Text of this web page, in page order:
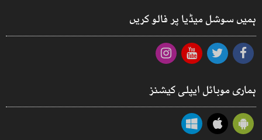
ہمیں سوشل میڈیا پر فالو کریں
ہماری موبائل ایپلی کیشنز